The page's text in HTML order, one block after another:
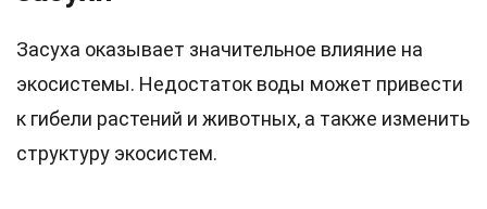
Засуха оказывает значительное влияние на
экосистемы. Недостаток воды может привести
к гибели растений и животных, а также изменить
структуру экосистем.